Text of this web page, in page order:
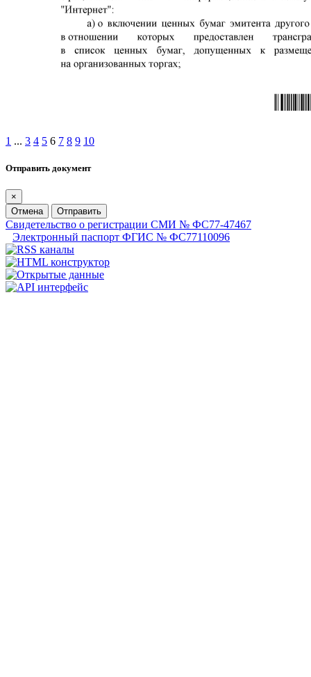
1 ... 3 4 5 6 7 8 9 10
Отправить документ
×
Отмена
Отправить
Свидетельство о регистрации СМИ № ФС77-47467
Электронный паспорт ФГИС № ФС77110096